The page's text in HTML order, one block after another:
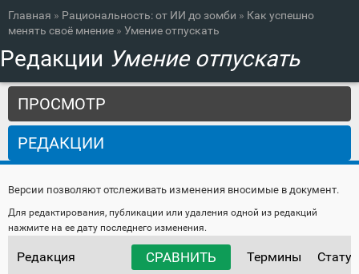
содержанию
Вы здесь
Главная » Рациональность: от ИИ до зомби » Как успешно
менять своё мнение » Умение отпускать
Редакции Умение отпускать
Главные вкладки
ПРОСМОТР
РЕДАКЦИИ
Версии позволяют отслеживать изменения вносимые в документ.
Для редактирования, публикации или удаления одной из редакций
нажмите на ее дату последнего изменения.
Редакция Термины Статус